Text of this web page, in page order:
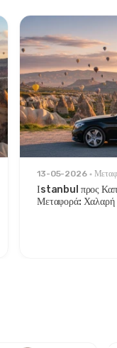
13-05-2026
Ιstanbul προς
Μεταφορά: Χαλαρή